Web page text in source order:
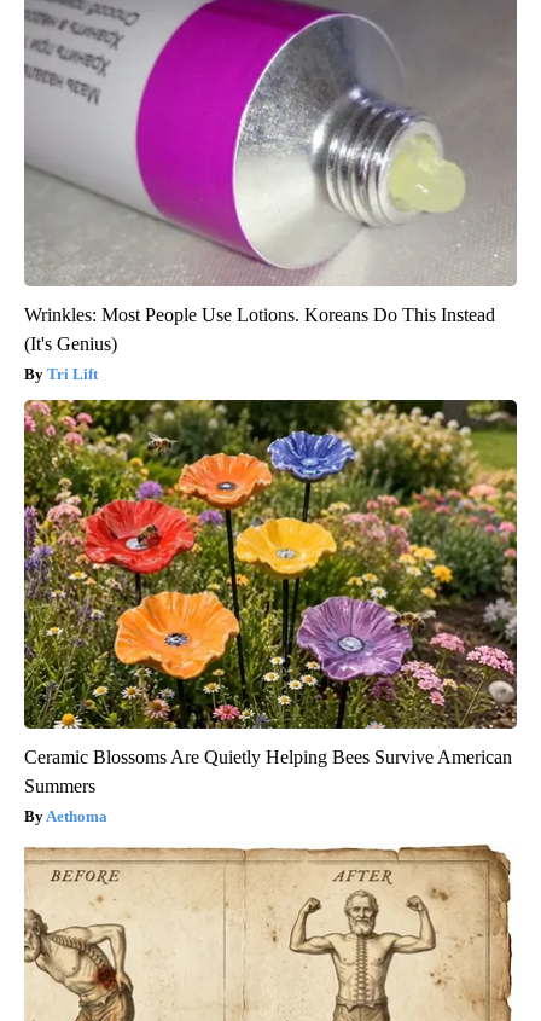
Wrinkles: Most People Use Lotions. Koreans Do This Instead
(It's Genius)
Tri Lift
Ceramic Blossoms Are Quietly Helping Bees Survive American
Summers
Aethoma